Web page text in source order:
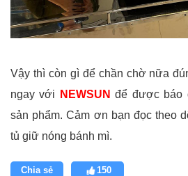
Vậy thì còn gì để chần chờ nữa
ngay với
NEWSUN để được báo
sản phẩm. Cảm ơn bạn đọc theo
tủ giữ nóng bánh mì.
Chia sẻ 150